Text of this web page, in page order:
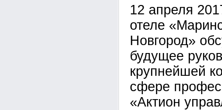
12 апреля
отеле
Новгород»
будущее
крупнейшей
сфере
«Актион